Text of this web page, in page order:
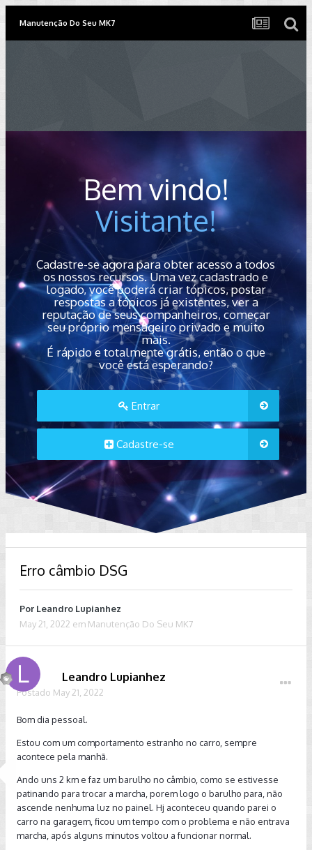
Manutenção Do Seu MK7
Bem vindo!
Visitante!
Cadastre-se agora para obter acesso a todos
os nossos recursos. Uma vez cadastrado e
logado, você poderá criar tópicos, postar
respostas a tópicos já existentes, ver a
reputação de seus companheiros, começar
seu próprio mensageiro privado e muito
mais.
É rápido e totalmente grátis, então o que
você está esperando?
Entrar
Cadastre-se
Erro câmbio DSG
Por Leandro Lupianhez
May 21, 2022 em Manutenção Do Seu MK7
Leandro Lupianhez
Postado May 21, 2022
Bom dia pessoal.
Estou com um comportamento estranho no carro, sempre
acontece pela manhã.
Ando uns 2 km e faz um barulho no câmbio, como se estivesse
patinando para trocar a marcha, porem logo o barulho para, não
ascende nenhuma luz no painel. Hj aconteceu quando parei o
carro na garagem, ficou um tempo com o problema e não entrava
marcha, após alguns minutos voltou a funcionar normal.